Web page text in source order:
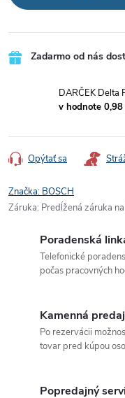
Zadarmo od nás
DARČEK Delta
v hodnote
Opýtať sa
Značka: BOSCH
Záruka: Predĺžená záruka
Poradenská
Telefonické
počas pracovných
Kamenná
Po rezervácii
tovar pred kúpou
Popredajný